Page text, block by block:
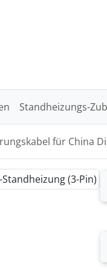
Standheizungs-
für China
" und "Vor-